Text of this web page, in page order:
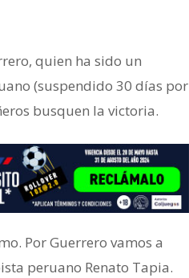
quien ha sido un
(suspendido 30 días por
busquen la victoria.
Por Guerrero vamos a
peruano Renato Tapia.